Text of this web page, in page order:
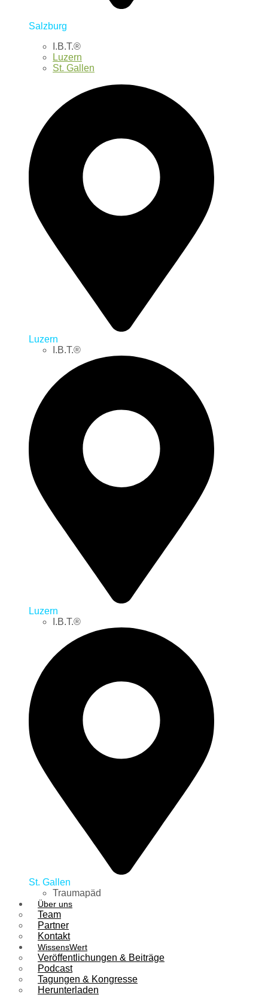
Salzburg
I.B.T.®
Luzern
St. Gallen
Luzern
I.B.T.®
Luzern
I.B.T.®
St. Gallen
Traumapäd
Über uns
Team
Partner
Kontakt
WissensWert
Veröffentlichungen & Beiträge
Podcast
Tagungen & Kongresse
Herunterladen